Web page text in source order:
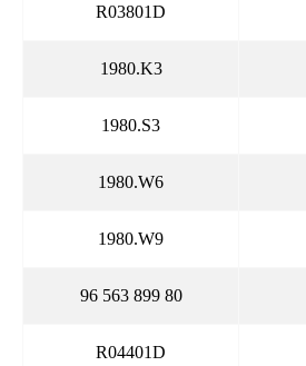
R03801D
1980.K3
1980.S3
1980.W6
1980.W9
96 563 899 80
R04401D